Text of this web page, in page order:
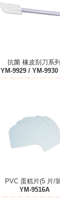
抗菌 橡皮刮刀系列
YM-9929 / YM-9930
PVC 蛋糕片(5 片/
YM-9516A